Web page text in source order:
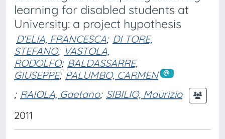
learning for disabled students at
University: a project hypothesis
D'ELIA, FRANCESCA; DI TORE,
STEFANO; VASTOLA,
RODOLFO; BALDASSARRE,
GIUSEPPE; PALUMBO, CARMEN
; RAIOLA, Gaetano; SIBILIO, Maurizio
2011